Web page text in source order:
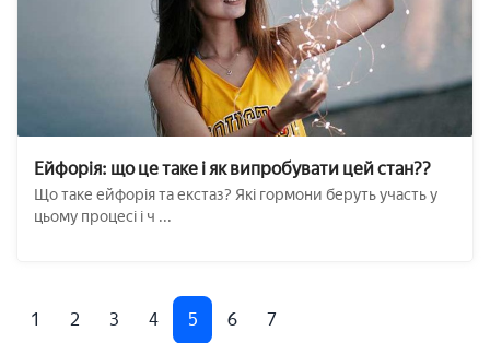
Ейфорія: що це таке і як випробувати цей стан??
Що таке ейфорія та екстаз? Які гормони беруть участь у
цьому процесі і ч ...
1 2 3 4 5 6 7